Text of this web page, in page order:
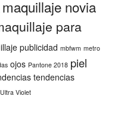
maquillaje novia
para
publicidad mbfwm metro
ojos Pantone 2018 piel
tendencias
Ultra Violet